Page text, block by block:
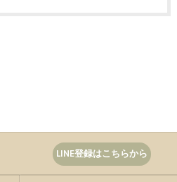
LINE登録はこちらから